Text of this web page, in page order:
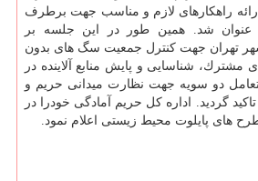
راهكارهای لازم و مناسب جهت برطرف
شد. همین طور در این جلسه بر
تهران جهت كنترل جمعیت سگ های بدون
شناسایی و پایش منابع آلاینده در
دو سویه جهت نظارت میدانی حریم و
گردید. اداره كل حریم آمادگی خودرا در
های پایلوت محیط زیستی اعلام نمود.